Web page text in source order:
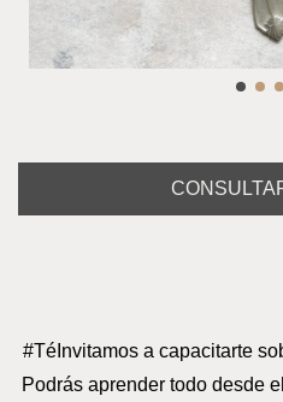
#TéInvitamos a capacitarte
Podrás aprender todo desde